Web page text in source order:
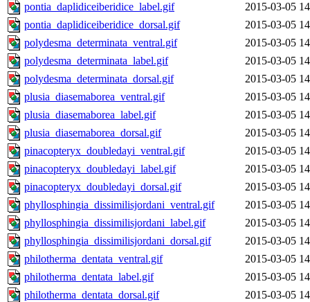
pontia_daplidiceiberidice_label.gif
2015-03-05
pontia_daplidiceiberidice_dorsal.gif
2015-03-05
polydesma_determinata_ventral.gif
2015-03-05
polydesma_determinata_label.gif
2015-03-05
polydesma_determinata_dorsal.gif
2015-03-05
plusia_diasemaborea_ventral.gif
2015-03-05
plusia_diasemaborea_label.gif
2015-03-05
plusia_diasemaborea_dorsal.gif
2015-03-05
pinacopteryx_doubledayi_ventral.gif
2015-03-05
pinacopteryx_doubledayi_label.gif
2015-03-05
pinacopteryx_doubledayi_dorsal.gif
2015-03-05
phyllosphingia_dissimilisjordani_ventral.gif
2015-03-05
phyllosphingia_dissimilisjordani_label.gif
2015-03-05
phyllosphingia_dissimilisjordani_dorsal.gif
2015-03-05
philotherma_dentata_ventral.gif
2015-03-05
philotherma_dentata_label.gif
2015-03-05
philotherma_dentata_dorsal.gif
2015-03-05